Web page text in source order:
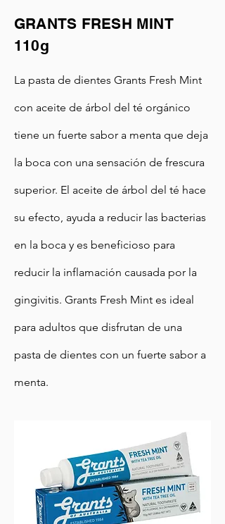
GRANTS FRESH MINT
110g
La pasta de dientes Grants Fresh Mint
con aceite de árbol del té orgánico
tiene un fuerte sabor a menta que deja
la boca con una sensación de frescura
superior. El aceite de árbol del té hace
su efecto, ayuda a reducir las bacterias
en la boca y es beneficioso para
reducir la inflamación causada por la
gingivitis. Grants Fresh Mint es ideal
para adultos que disfrutan de una
pasta de dientes con un fuerte sabor a
menta.